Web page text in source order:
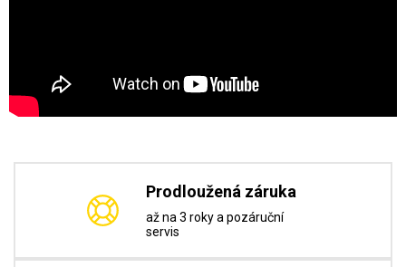
Prodloužená záruka
až na 3 roky a pozáruční
servis